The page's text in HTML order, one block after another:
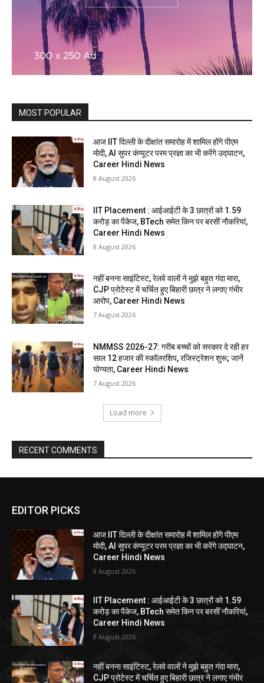
MOST POPULAR
आज IIT दिल्ली के दीक्षांत समारोह में शामिल होंगे पीएम
मोदी, AI सुपर कंप्यूटर परम प्रज्ञा का भी करेंगे उद्घाटन,
Career Hindi News
8 August 2026
IIT Placement : आईआईटी के 3 छात्रों को 1.59
करोड़ का पैकेज, BTech समेत किन पर बरसीं नौकरियां,
Career Hindi News
8 August 2026
नहीं बनना साइंटिस्ट, रेलवे वालों ने मुझे बहुत गंदा मारा,
CJP प्रोटेस्ट में चर्चित हुए बिहारी छात्र ने लगाए गंभीर
आरोप, Career Hindi News
7 August 2026
NMMSS 2026-27: गरीब बच्चों को सरकार दे रही हर
साल 12 हजार की स्कॉलरशिप, रजिस्ट्रेशन शुरू; जानें
योग्यता, Career Hindi News
7 August 2026
Load more
RECENT COMMENTS
EDITOR PICKS
आज IIT दिल्ली के दीक्षांत समारोह में शामिल होंगे पीएम
मोदी, AI सुपर कंप्यूटर परम प्रज्ञा का भी करेंगे उद्घाटन,
Career Hindi News
8 August 2026
IIT Placement : आईआईटी के 3 छात्रों को 1.59
करोड़ का पैकेज, BTech समेत किन पर बरसीं नौकरियां,
Career Hindi News
8 August 2026
नहीं बनना साइंटिस्ट, रेलवे वालों ने मुझे बहुत गंदा मारा,
CJP प्रोटेस्ट में चर्चित हुए बिहारी छात्र ने लगाए गंभीर